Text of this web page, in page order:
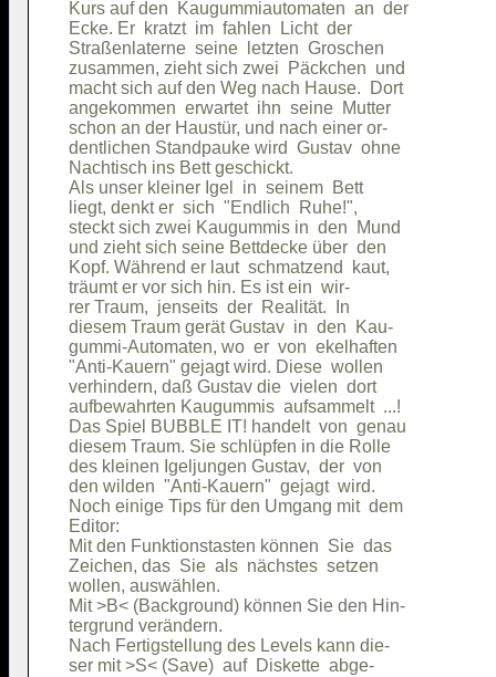
Kurs auf den  Kaugummiautomaten  an  der
Ecke. Er  kratzt  im  fahlen  Licht  der
Straßenlaterne  seine  letzten  Groschen
zusammen, zieht sich zwei  Päckchen  und
macht sich auf den Weg nach Hause.  Dort
angekommen  erwartet  ihn  seine  Mutter
schon an der Haustür, und nach einer or-
dentlichen Standpauke wird  Gustav  ohne
Nachtisch ins Bett geschickt.
Als unser kleiner Igel  in  seinem  Bett
liegt, denkt er  sich  "Endlich  Ruhe!",
steckt sich zwei Kaugummis in  den  Mund
und zieht sich seine Bettdecke über  den
Kopf. Während er laut  schmatzend  kaut,
träumt er vor sich hin. Es ist ein  wir-
rer Traum,  jenseits  der  Realität.  In
diesem Traum gerät Gustav  in  den  Kau-
gummi-Automaten, wo  er  von  ekelhaften
"Anti-Kauern" gejagt wird. Diese  wollen
verhindern, daß Gustav die  vielen  dort
aufbewahrten Kaugummis  aufsammelt  ...!
Das Spiel BUBBLE IT! handelt  von  genau
diesem Traum. Sie schlüpfen in die Rolle
des kleinen Igeljungen Gustav,  der  von
den wilden  "Anti-Kauern"  gejagt  wird.
Noch einige Tips für den Umgang mit  dem
Editor:
Mit den Funktionstasten können  Sie  das
Zeichen, das  Sie  als  nächstes  setzen
wollen, auswählen.
Mit >B< (Background) können Sie den Hin-
tergrund verändern.
Nach Fertigstellung des Levels kann die-
ser mit >S< (Save)  auf  Diskette  abge-